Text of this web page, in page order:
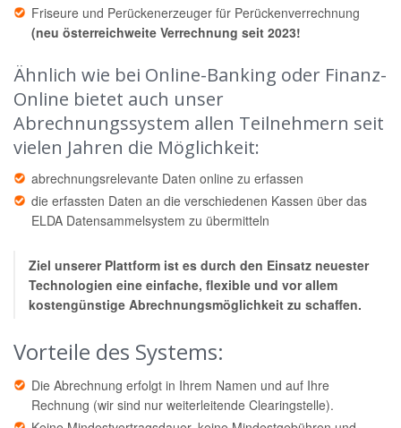
Friseure und Perückenerzeuger für Perückenverrechnung
(neu österreichweite Verrechnung seit 2023!
Ähnlich wie bei Online-Banking oder Finanz-
Online bietet auch unser
Abrechnungssystem allen Teilnehmern seit
vielen Jahren die Möglichkeit:
abrechnungsrelevante Daten online zu erfassen
die erfassten Daten an die verschiedenen Kassen über das
ELDA Datensammelsystem zu übermitteln
Ziel unserer Plattform ist es durch den Einsatz neuester
Technologien eine einfache, flexible und vor allem
kostengünstige Abrechnungsmöglichkeit zu schaffen.
Vorteile des Systems:
Die Abrechnung erfolgt in Ihrem Namen und auf Ihre
Rechnung (wir sind nur weiterleitende Clearingstelle).